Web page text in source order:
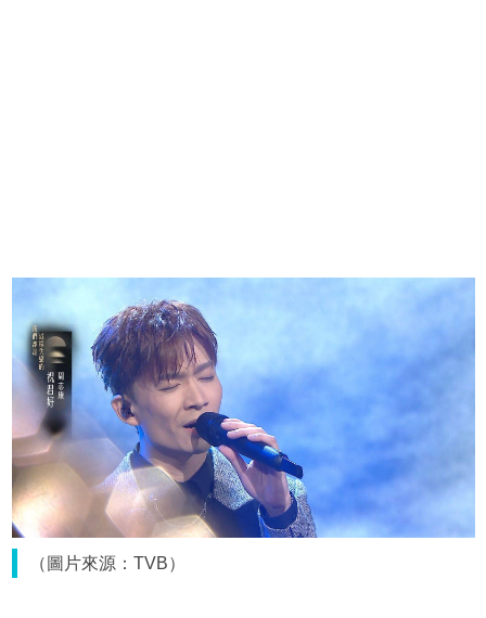
（圖片來源：TVB）